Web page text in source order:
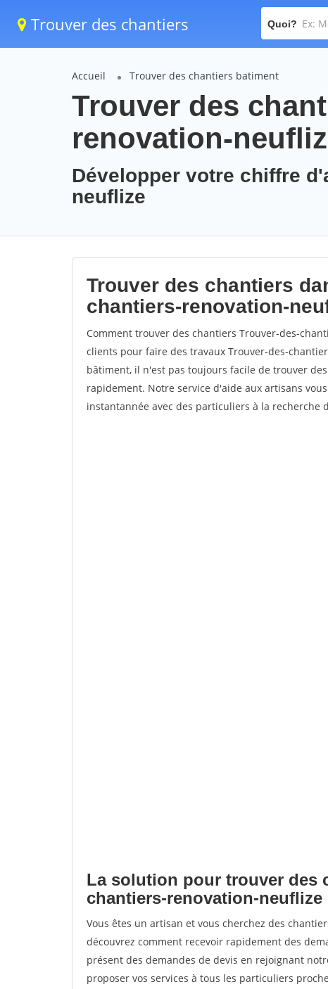
Trouver des chantiers Quoi?
Accueil Trouver des chantiers batiment
Trouver des
renovation-
Développer votre chiffre
neuflize
Trouver des chantiers
chantiers-renovation-
Comment trouver des chantiers Trouver-des-
clients pour faire des travaux Trouver-des-
bâtiment, il n'est pas toujours facile de trouver
rapidement. Notre service d'aide aux artisans
instantannée avec des particuliers à la
La solution pour trouver des
chantiers-renovation-neuflize
Vous êtes un artisan et vous cherchez des
découvrez comment recevoir rapidement des
présent des demandes de devis en rejoignant
proposer vos services à tous les particuliers